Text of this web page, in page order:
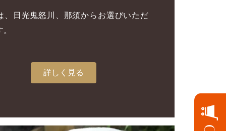
、日光鬼怒川、那須からお選びいただ
詳しく見る